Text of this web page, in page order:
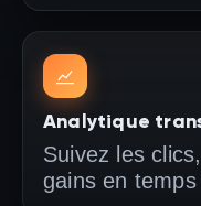
Analytique
Suivez les
gains en temps